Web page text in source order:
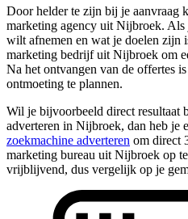
Door helder te zijn bij je aanvraag
marketing agency uit Nijbroek.
wilt afnemen en wat je doelen zijn
marketing bedrijf uit Nijbroek om
Na het ontvangen van de offertes
ontmoeting te plannen.
Wil je bijvoorbeeld direct resultaat
adverteren in Nijbroek, dan heb je
zoekmachine adverteren om direct
marketing bureau uit Nijbroek op
vrijblijvend, dus vergelijk op je